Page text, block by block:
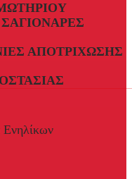
ΑΠΟΤΡΊΧΩΣΗΣ